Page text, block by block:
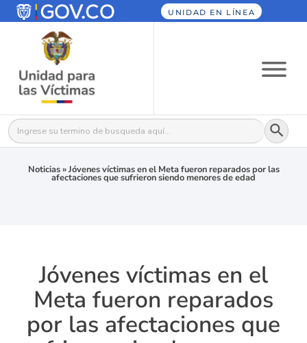
UNIDAD EN LÍNEA
Buscar: Botón
Noticias»Jóvenes víctimas en el Meta fueron reparados por las
afectaciones que sufrieron siendo menores de edad
Jóvenes víctimas en el
Meta fueron reparados
por las afectaciones que